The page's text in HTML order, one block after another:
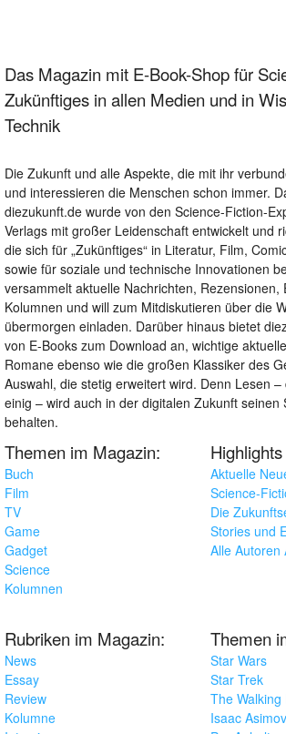
Das Magazin mit E-Book-Shop für
Zukünftiges in allen Medien und in
Technik
Die Zukunft und alle Aspekte, die mit ihr
und interessieren die Menschen schon immer.
diezukunft.de wurde von den Science-Fiction-
Verlags mit großer Leidenschaft entwickelt und
die sich für „Zukünftiges“ in Literatur, Film,
sowie für soziale und technische Innovationen
versammelt aktuelle Nachrichten, Rezensionen,
Kolumnen und will zum Mitdiskutieren über die
übermorgen einladen. Darüber hinaus bietet
von E-Books zum Download an, wichtige
Romane ebenso wie die großen Klassiker des
Auswahl, die stetig erweitert wird. Denn Lesen
einig – wird auch in der digitalen Zukunft seinen
behalten.
Themen im Magazin:
Buch
Film
TV
Game
Gadget
Science
Kolumnen
Aktuelle
Science-
Die
Stories und
Alle Autoren
Rubriken im Magazin:
News
Essay
Review
Kolumne
Themen
Star Wars
Star Trek
The Walking
Isaac Asimov